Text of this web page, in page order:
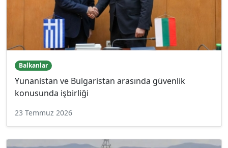
Balkanlar
Yunanistan ve Bulgaristan arasında güvenlik
konusunda işbirliği
23 Temmuz 2026